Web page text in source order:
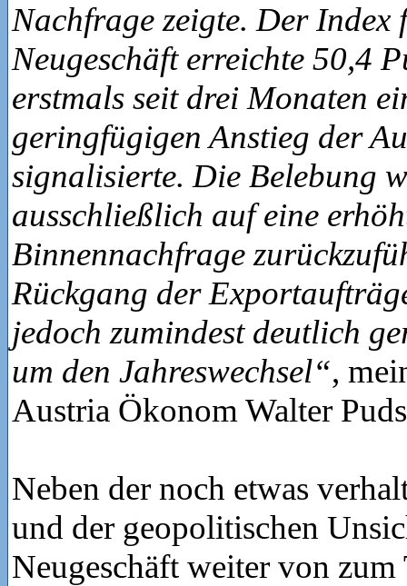
Nachfrage zeigte. Der Index
Neugeschäft erreichte 50,4
erstmals seit drei Monaten
geringfügigen Anstieg der
signalisierte. Die Belebung
ausschließlich auf eine
Binnennachfrage
Rückgang der
jedoch zumindest deutlich
um den Jahreswechsel“,
Austria Ökonom Walter
Neben der noch etwas
und der geopolitischen
Neugeschäft weiter von zum